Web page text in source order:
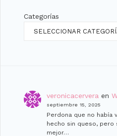
Categorías
veronicacervera en
septiembre 15, 2025
Perdona que no había
hecho sin queso, pero
mejor…